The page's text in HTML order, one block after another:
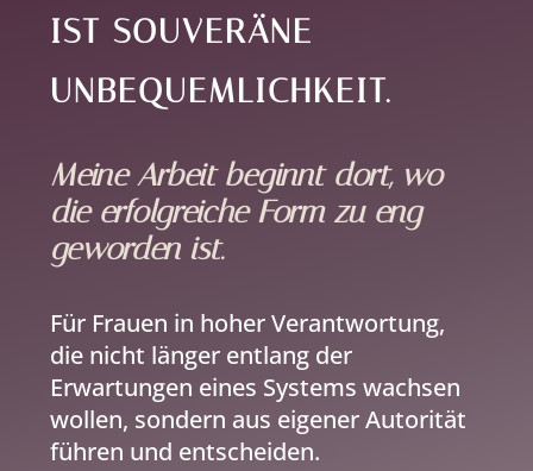
IST SOUVERÄNE
UNBEQUEMLICHKEIT.
Meine Arbeit beginnt dort, wo
die erfolgreiche Form zu eng
geworden ist.
Für Frauen in hoher Verantwortung,
die nicht länger entlang der
Erwartungen eines Systems wachsen
wollen, sondern aus eigener Autorität
führen und entscheiden.